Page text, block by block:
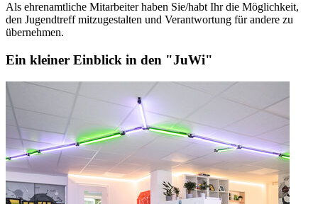
Als ehrenamtliche Mitarbeiter haben Sie/habt Ihr die Möglichkeit,
den Jugendtreff mitzugestalten und Verantwortung für andere zu
übernehmen.
Ein kleiner Einblick in den "JuWi"